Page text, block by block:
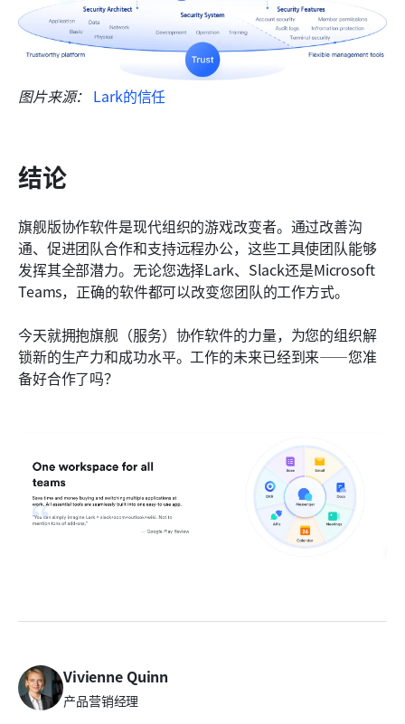
图片来源： Lark的信任
结论
旗舰版协作软件是现代组织的游戏改变者。通过改善沟
通、促进团队合作和支持远程办公，这些工具使团队能够
发挥其全部潜力。无论您选择Lark、Slack还是Microsoft
Teams，正确的软件都可以改变您团队的工作方式。
今天就拥抱旗舰（服务）协作软件的力量，为您的组织解
锁新的生产力和成功水平。工作的未来已经到来——您准
备好合作了吗？
Vivienne Quinn
产品营销经理